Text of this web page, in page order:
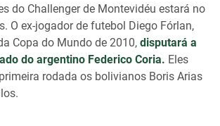
do Challenger de Montevidéu estará no
O ex-jogador de futebol Diego Fórlan,
Copa do Mundo de 2010, disputará a
do argentino Federico Coria. Eles
rodada os bolivianos Boris Arias